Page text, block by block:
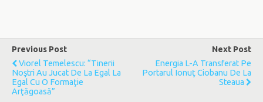
Previous Post
Viorel Temelescu: “Tinerii
Noştri Au Jucat De La Egal La
Egal Cu O Formaţie
Arţăgoasă”
Next Post
Energia L-A Transferat Pe
Portarul Ionuţ Ciobanu De La
Steaua